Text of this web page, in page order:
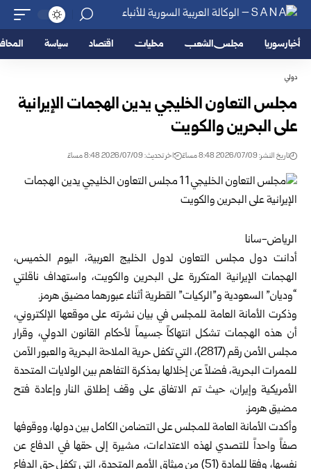
أخبار سوريا مجلس الشعب محليات اقتصاد سياسة
دولي
مجلس التعاون الخليجي يدين الهجمات الإيرانية
على البحرين والكويت
تاريخ النشر: 2026/07/09 8:48 مساءً اخر تحديث: 2026/07/09 8:48 مساءً
الرياض-سانا
أدانت دول مجلس التعاون لدول الخليج العربية، اليوم الخميس،
الهجمات الإيرانية المتكررة على البحرين والكويت، واستهداف ناقلتي
“وديان” السعودية و”الركيات” القطرية أثناء عبورهما مضيق هرمز.
وذكرت الأمانة العامة للمجلس في بيان نشرته على موقعها الإلكتروني،
أن هذه الهجمات تشكل انتهاكاً جسيماً لأحكام القانون الدولي، وقرار
مجلس الأمن رقم (2817)، التي تكفل حرية الملاحة البحرية والعبور الآمن
للممرات البحرية، فضلاً عن إخلالها بمذكرة التفاهم بين الولايات المتحدة
الأمريكية وإيران، حيث تم الاتفاق على وقف إطلاق النار وإعادة فتح
مضيق هرمز.
وأكدت الأمانة العامة للمجلس على التضامن الكامل بين دولها، ووقوفها
صفاً واحداً للتصدي لهذه الاعتداءات، مشيرة إلى حقها في الدفاع عن
نفسها، وفقا للمادة (51) من ميثاق الأمم المتحدة، التي تكفل حق الدفاع